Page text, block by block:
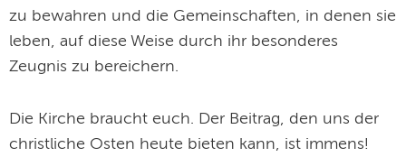
zu bewahren und die Gemeinschaften, in denen sie
leben, auf diese Weise durch ihr besonderes
Zeugnis zu bereichern.
Die Kirche braucht euch. Der Beitrag, den uns der
christliche Osten heute bieten kann, ist immens!